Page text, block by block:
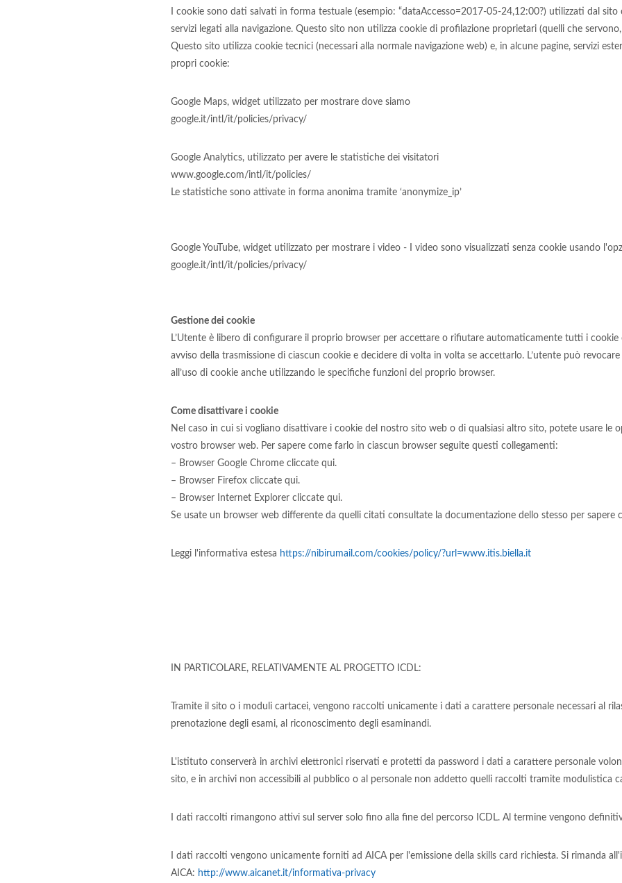
I cookie sono dati salvati in forma testuale (esempio: “dataAccesso=2017-05-24,12:00?) utilizzati dal
servizi legati alla navigazione. Questo sito non utilizza cookie di profilazione proprietari (quelli che
Questo sito utilizza cookie tecnici (necessari alla normale navigazione web) e, in alcune pagine, servizi
propri cookie:
Google Maps, widget utilizzato per mostrare dove siamo
google.it/intl/it/policies/privacy/
Google Analytics, utilizzato per avere le statistiche dei visitatori
www.google.com/intl/it/policies/
Le statistiche sono attivate in forma anonima tramite ‘anonymize_ip’
Google YouTube, widget utilizzato per mostrare i video - I video sono visualizzati senza cookie usando
google.it/intl/it/policies/privacy/
Gestione dei cookie
L’Utente è libero di configurare il proprio browser per accettare o rifiutare automaticamente tutti i cookie
avviso della trasmissione di ciascun cookie e decidere di volta in volta se accettarlo. L’utente può
all’uso di cookie anche utilizzando le specifiche funzioni del proprio browser.
Come disattivare i cookie
Nel caso in cui si vogliano disattivare i cookie del nostro sito web o di qualsiasi altro sito, potete usare le
vostro browser web. Per sapere come farlo in ciascun browser seguite questi collegamenti:
– Browser Google Chrome cliccate qui.
– Browser Firefox cliccate qui.
– Browser Internet Explorer cliccate qui.
Se usate un browser web differente da quelli citati consultate la documentazione dello stesso per sapere
Leggi l'informativa estesa https://nibirumail.com/cookies/policy/?url=www.itis.biella.it
IN PARTICOLARE, RELATIVAMENTE AL PROGETTO ICDL:
Tramite il sito o i moduli cartacei, vengono raccolti unicamente i dati a carattere personale necessari al
prenotazione degli esami, al riconoscimento degli esaminandi.
L'istituto conserverà in archivi elettronici riservati e protetti da password i dati a carattere personale
sito, e in archivi non accessibili al pubblico o al personale non addetto quelli raccolti tramite modulistica
I dati raccolti rimangono attivi sul server solo fino alla fine del percorso ICDL. Al termine vengono
I dati raccolti vengono unicamente forniti ad AICA per l'emissione della skills card richiesta. Si rimanda
AICA: http://www.aicanet.it/informativa-privacy